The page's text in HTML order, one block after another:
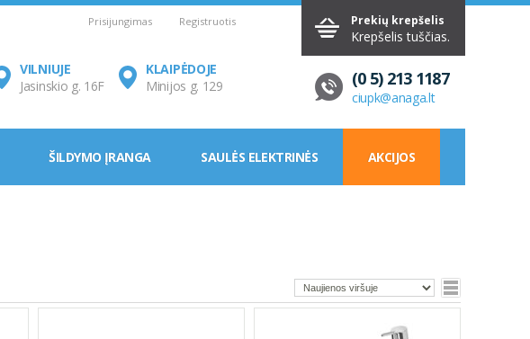
Registruotis
Prisijungimas Prekių krepšelis
Krepšelis tuščias.
VILNIUJE
Jasinskio g. 16F
KLAIPĖDOJE
Minijos g. 129
(0 5) 213 1187
ciupk@anaga.lt
ŠILDYMO ĮRANGA SAULĖS ELEKTRINĖS AKCIJOS